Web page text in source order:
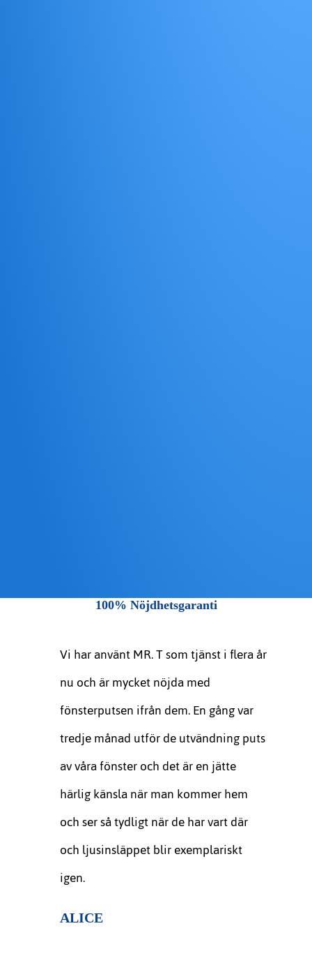
100% Nöjdhetsgaranti
Vi har använt MR. T som tjänst i flera år
nu och är mycket nöjda med
fönsterputsen ifrån dem. En gång var
tredje månad utför de utvändning puts
av våra fönster och det är en jätte
härlig känsla när man kommer hem
och ser så tydligt när de har vart där
och ljusinsläppet blir exemplariskt
igen.
ALICE